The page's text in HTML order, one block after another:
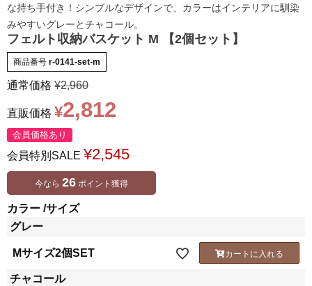
な持ち手付き！シンプルなデザインで、カラーはインテリアに馴染
みやすいグレーとチャコール。
フェルト収納バスケット M 【2個セット】
商品番号 r-0141-set-m
通常価格 ¥2,960
直販価格 ¥2,812
会員価格あり
会員特別SALE ¥2,545
今なら 26 ポイント獲得
カラー サイズ
グレー
Mサイズ2個SET カートに入れる
チャコール